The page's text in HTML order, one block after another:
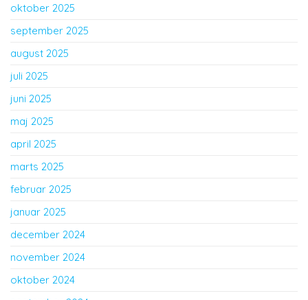
oktober 2025
september 2025
august 2025
juli 2025
juni 2025
maj 2025
april 2025
marts 2025
februar 2025
januar 2025
december 2024
november 2024
oktober 2024